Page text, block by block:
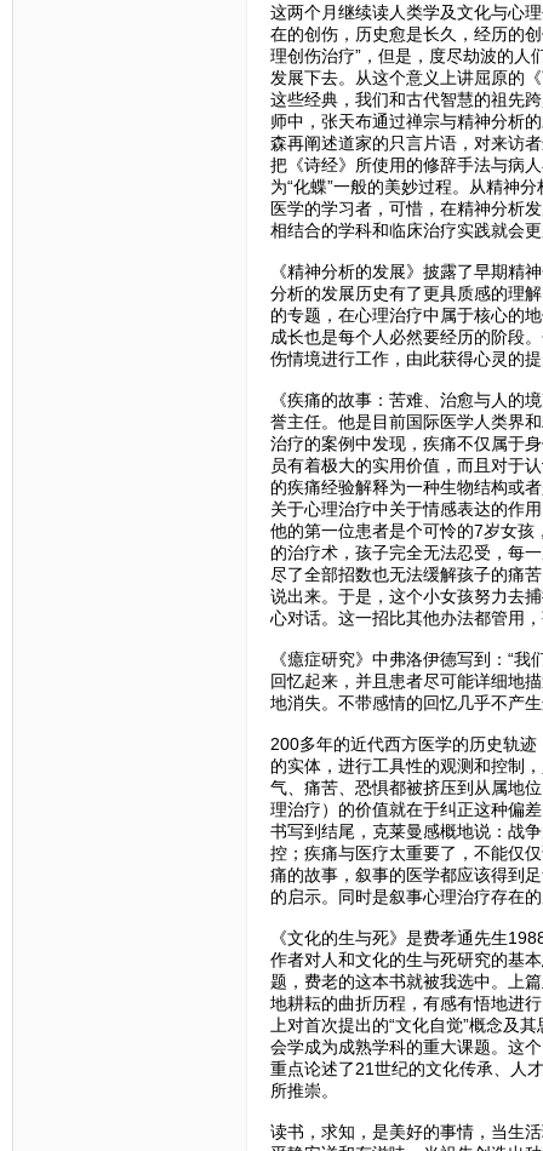
这两个月继续读人类学及文化与心
在的创伤，历史愈是长久，经历的
理创伤治疗”，但是，度尽劫波的人
发展下去。从这个意义上讲屈原的
这些经典，我们和古代智慧的祖先
师中，张天布通过禅宗与精神分析
森再阐述道家的只言片语，对来访
把《诗经》所使用的修辞手法与病
为“化蝶”一般的美妙过程。从精神
医学的学习者，可惜，在精神分析
相结合的学科和临床治疗实践就会
《精神分析的发展》披露了早期精
分析的发展历史有了更具质感的理
的专题，在心理治疗中属于核心的
成长也是每个人必然要经历的阶段
伤情境进行工作，由此获得心灵的
《疾痛的故事：苦难、治愈与人的
誉主任。他是目前国际医学人类界
治疗的案例中发现，疾痛不仅属于
员有着极大的实用价值，而且对于
的疾痛经验解释为一种生物结构或
关于心理治疗中关于情感表达的作
他的第一位患者是个可怜的7岁女
的治疗术，孩子完全无法忍受，每
尽了全部招数也无法缓解孩子的痛
说出来。于是，这个小女孩努力去
心对话。这一招比其他办法都管用
《癔症研究》中弗洛伊德写到：“
回忆起来，并且患者尽可能详细地
地消失。不带感情的回忆几乎不产
200多年的近代西方医学的历史轨
的实体，进行工具性的观测和控制
气、痛苦、恐惧都被挤压到从属地
理治疗）的价值就在于纠正这种偏
书写到结尾，克莱曼感概地说：战
控；疾痛与医疗太重要了，不能仅
痛的故事，叙事的医学都应该得到
的启示。同时是叙事心理治疗存在
《文化的生与死》是费孝通先生
作者对人和文化的生与死研究的基
题，费老的这本书就被我选中。上
地耕耘的曲折历程，有感有悟地进
上对首次提出的“文化自觉”概念及
会学成为成熟学科的重大课题。这
重点论述了21世纪的文化传承、人
所推崇。
读书，求知，是美好的事情，当生